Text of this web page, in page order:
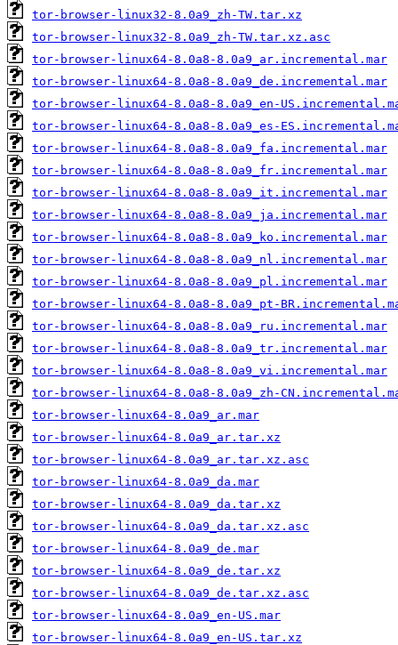
tor-browser-linux32-8.0a9_zh-TW.tar.xz
tor-browser-linux32-8.0a9_zh-TW.tar.xz.asc
tor-browser-linux64-8.0a8-8.0a9_ar.incremental.mar
tor-browser-linux64-8.0a8-8.0a9_de.incremental.mar
tor-browser-linux64-8.0a8-8.0a9_en-
tor-browser-linux64-8.0a8-8.0a9_es-
tor-browser-linux64-8.0a8-8.0a9_fa.incremental.mar
tor-browser-linux64-8.0a8-8.0a9_fr.incremental.mar
tor-browser-linux64-8.0a8-8.0a9_it.incremental.mar
tor-browser-linux64-8.0a8-8.0a9_ja.incremental.mar
tor-browser-linux64-8.0a8-8.0a9_ko.incremental.mar
tor-browser-linux64-8.0a8-8.0a9_nl.incremental.mar
tor-browser-linux64-8.0a8-8.0a9_pl.incremental.mar
tor-browser-linux64-8.0a8-8.0a9_pt-
tor-browser-linux64-8.0a8-8.0a9_ru.incremental.mar
tor-browser-linux64-8.0a8-8.0a9_tr.incremental.mar
tor-browser-linux64-8.0a8-8.0a9_vi.incremental.mar
tor-browser-linux64-8.0a8-8.0a9_zh-
tor-browser-linux64-8.0a9_ar.mar
tor-browser-linux64-8.0a9_ar.tar.xz
tor-browser-linux64-8.0a9_ar.tar.xz.asc
tor-browser-linux64-8.0a9_da.mar
tor-browser-linux64-8.0a9_da.tar.xz
tor-browser-linux64-8.0a9_da.tar.xz.asc
tor-browser-linux64-8.0a9_de.mar
tor-browser-linux64-8.0a9_de.tar.xz
tor-browser-linux64-8.0a9_de.tar.xz.asc
tor-browser-linux64-8.0a9_en-US.mar
tor-browser-linux64-8.0a9_en-US.tar.xz